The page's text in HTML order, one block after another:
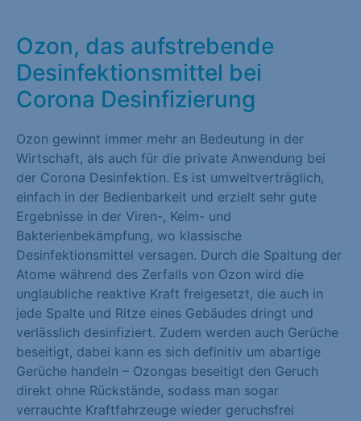
Ozon, das aufstrebende
Desinfektionsmittel bei
Corona Desinfizierung
Ozon gewinnt immer mehr an Bedeutung in der
Wirtschaft, als auch für die private Anwendung bei
der Corona Desinfektion. Es ist umweltverträglich,
einfach in der Bedienbarkeit und erzielt sehr gute
Ergebnisse in der Viren-, Keim- und
Bakterienbekämpfung, wo klassische
Desinfektionsmittel versagen. Durch die Spaltung der
Atome während des Zerfalls von Ozon wird die
unglaubliche reaktive Kraft freigesetzt, die auch in
jede Spalte und Ritze eines Gebäudes dringt und
verlässlich desinfiziert. Zudem werden auch Gerüche
beseitigt, dabei kann es sich definitiv um abartige
Gerüche handeln – Ozongas beseitigt den Geruch
direkt ohne Rückstände, sodass man sogar
verrauchte Kraftfahrzeuge wieder geruchsfrei
Marketing (1)
verwendet, um personalisierte Werbung anzuzeigen. Sie tun
dies, indem sie Besucher über Websites hinweg verfolgen.
Cookie-Informationen anzeigen
Externe Medien (1)
Inhalte von Videoplattformen und Social-Media-Plattformen
werden standardmäßig blockiert. Wenn Cookies von externen
Medien akzeptiert werden, bedarf der Zugriff auf diese Inhalte
keiner manuellen Einwilligung mehr.
Cookie-Informationen anzeigen
Datenschutzerklärung Impressum